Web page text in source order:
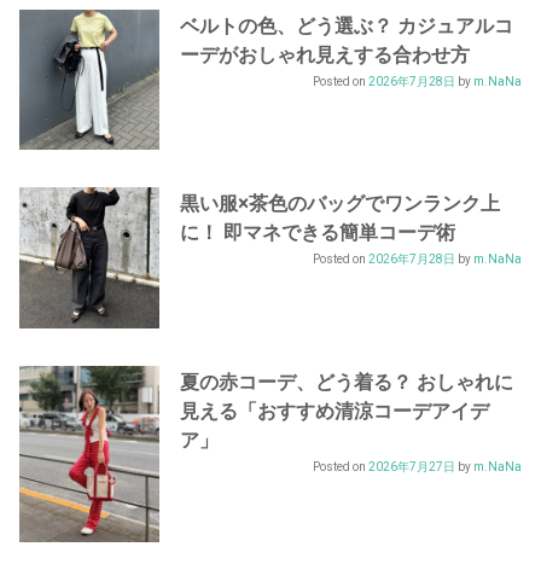
ベルトの色、どう選ぶ？ カジュアルコ
ーデがおしゃれ見えする合わせ方
Posted on 2026年7月28日 by m.NaNa
黒い服×茶色のバッグでワンランク上
に！ 即マネできる簡単コーデ術
Posted on 2026年7月28日 by m.NaNa
夏の赤コーデ、どう着る？ おしゃれに
見える「おすすめ清涼コーデアイデ
ア」
Posted on 2026年7月27日 by m.NaNa